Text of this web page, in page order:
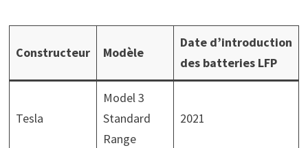
Constructeur Modèle
Date d’introduction
des batteries LFP
Tesla
Model 3
Standard
Range
2021